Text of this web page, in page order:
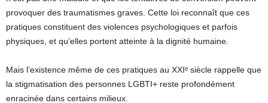
provoquer des traumatismes graves. Cette loi reconnaît que ces
pratiques constituent des violences psychologiques et parfois
physiques, et qu’elles portent atteinte à la dignité humaine.
Mais l’existence même de ces pratiques au XXIᵉ siècle rappelle que
la stigmatisation des personnes LGBTI+ reste profondément
enracinée dans certains milieux.